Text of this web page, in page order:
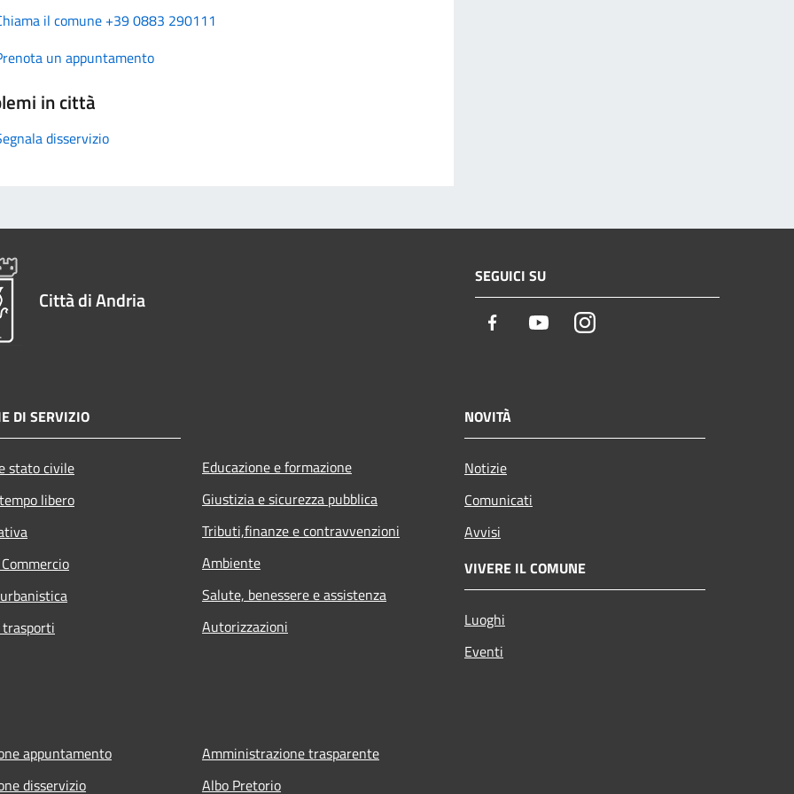
il comune +39 0883 290111
un appuntamento
in città
disservizio
Città di Andria
SEGUICI SU
Facebook YoutubeInstagram
DI SERVIZIO
stato civile
libero
Educazione e formazione
Giustizia e sicurezza pubblica
Tributi,finanze e contravvenzioni
Ambiente
Salute, benessere e assistenza
Autorizzazioni
NOVITÀ
Notizie
Comunicati
Avvisi
VIVERE IL COMUNE
Luoghi
Eventi
appuntamento
disservizio
Amministrazione trasparente
Albo Pretorio